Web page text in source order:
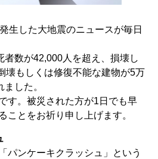
生した大地震のニュースが毎日
者数が42,000人を超え、損壊し
壊もしくは修復不能な建物が5万
した。
す。被災された方が1日でも早
ことをお祈り申し上げます。
パンケーキクラッシュ」という